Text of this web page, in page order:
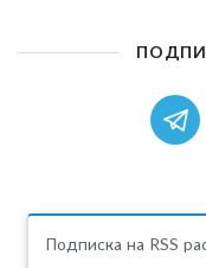
Подписка на RSS